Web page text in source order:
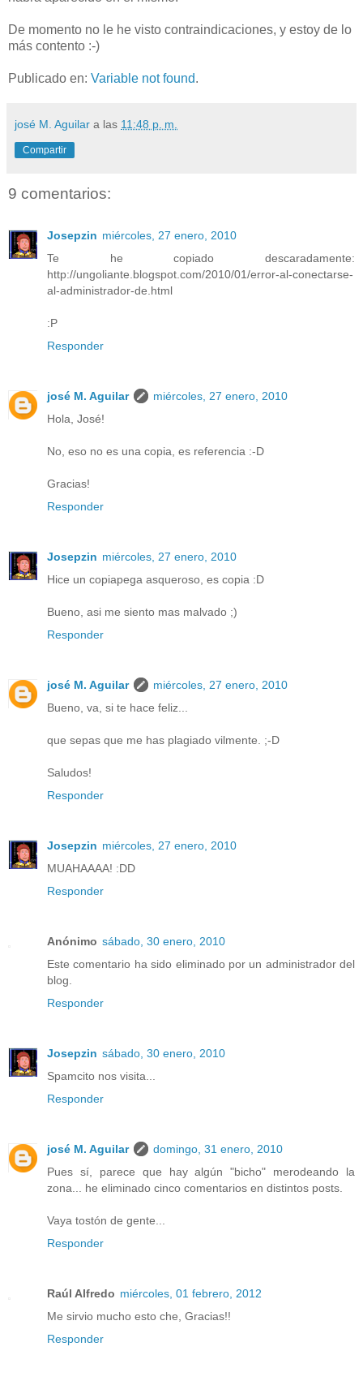
De momento no le he visto contraindicaciones, y estoy de lo
más contento :-)
Publicado en: Variable not found.
josé M. Aguilar a las 11:48 p. m.
Compartir
9 comentarios:
Josepzin miércoles, 27 enero, 2010
Te he copiado descaradamente:
http://ungoliante.blogspot.com/2010/01/error-al-conectarse-
al-administrador-de.html
:P
Responder
josé M. Aguilar
miércoles, 27 enero, 2010
Hola, José!
No, eso no es una copia, es referencia :-D
Gracias!
Responder
Josepzin miércoles, 27 enero, 2010
Hice un copiapega asqueroso, es copia :D
Bueno, asi me siento mas malvado ;)
Responder
josé M. Aguilar
miércoles, 27 enero, 2010
Bueno, va, si te hace feliz...
que sepas que me has plagiado vilmente. ;-D
Saludos!
Responder
Josepzin miércoles, 27 enero, 2010
MUAHAAAA! :DD
Responder
Anónimo sábado, 30 enero, 2010
Este comentario ha sido eliminado por un administrador del
blog.
Responder
Josepzin sábado, 30 enero, 2010
Spamcito nos visita...
Responder
josé M. Aguilar
domingo, 31 enero, 2010
Pues sí, parece que hay algún "bicho" merodeando la
zona... he eliminado cinco comentarios en distintos posts.
Vaya tostón de gente...
Responder
Raúl Alfredo miércoles, 01 febrero, 2012
Me sirvio mucho esto che, Gracias!!
Responder